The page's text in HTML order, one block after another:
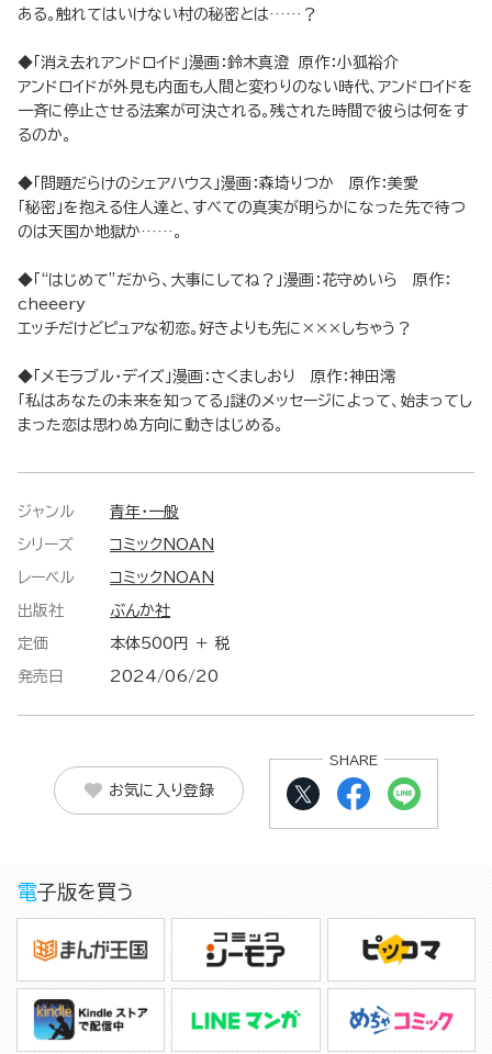
ある。触れてはいけない村の秘密とは……？
◆「消え去れアンドロイド」漫画：鈴木真澄 原作：小狐裕介
アンドロイドが外見も内面も人間と変わりのない時代、アンドロイドを
一斉に停止させる法案が可決される。残された時間で彼らは何をす
るのか。
◆「問題だらけのシェアハウス」漫画：森埼りつか 原作：美愛
「秘密」を抱える住人達と、すべての真実が明らかになった先で待つ
のは天国か地獄か……。
◆「“はじめて”だから、大事にしてね？」漫画：花守めいら 原作：
cheeery
エッチだけどピュアな初恋。好きよりも先に×××しちゃう？
◆「メモラブル・デイズ」漫画：さくましおり 原作：神田澪
「私はあなたの未来を知ってる」謎のメッセージによって、始まってし
まった恋は思わぬ方向に動きはじめる。
ジャンル 青年・一般
シリーズ コミックNOAN
レーベル コミックNOAN
出版社 ぶんか社
定価 本体500円 ＋ 税
発売日 2024/06/20
お気に入り登録
SHARE
電子版を買う